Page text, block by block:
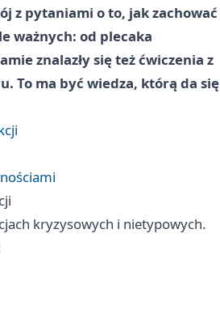
z pytaniami o to, jak zachować
ważnych: od plecaka
znalazły się też ćwiczenia z
To ma być wiedza, którą da się
kryzysowych i nietypowych.